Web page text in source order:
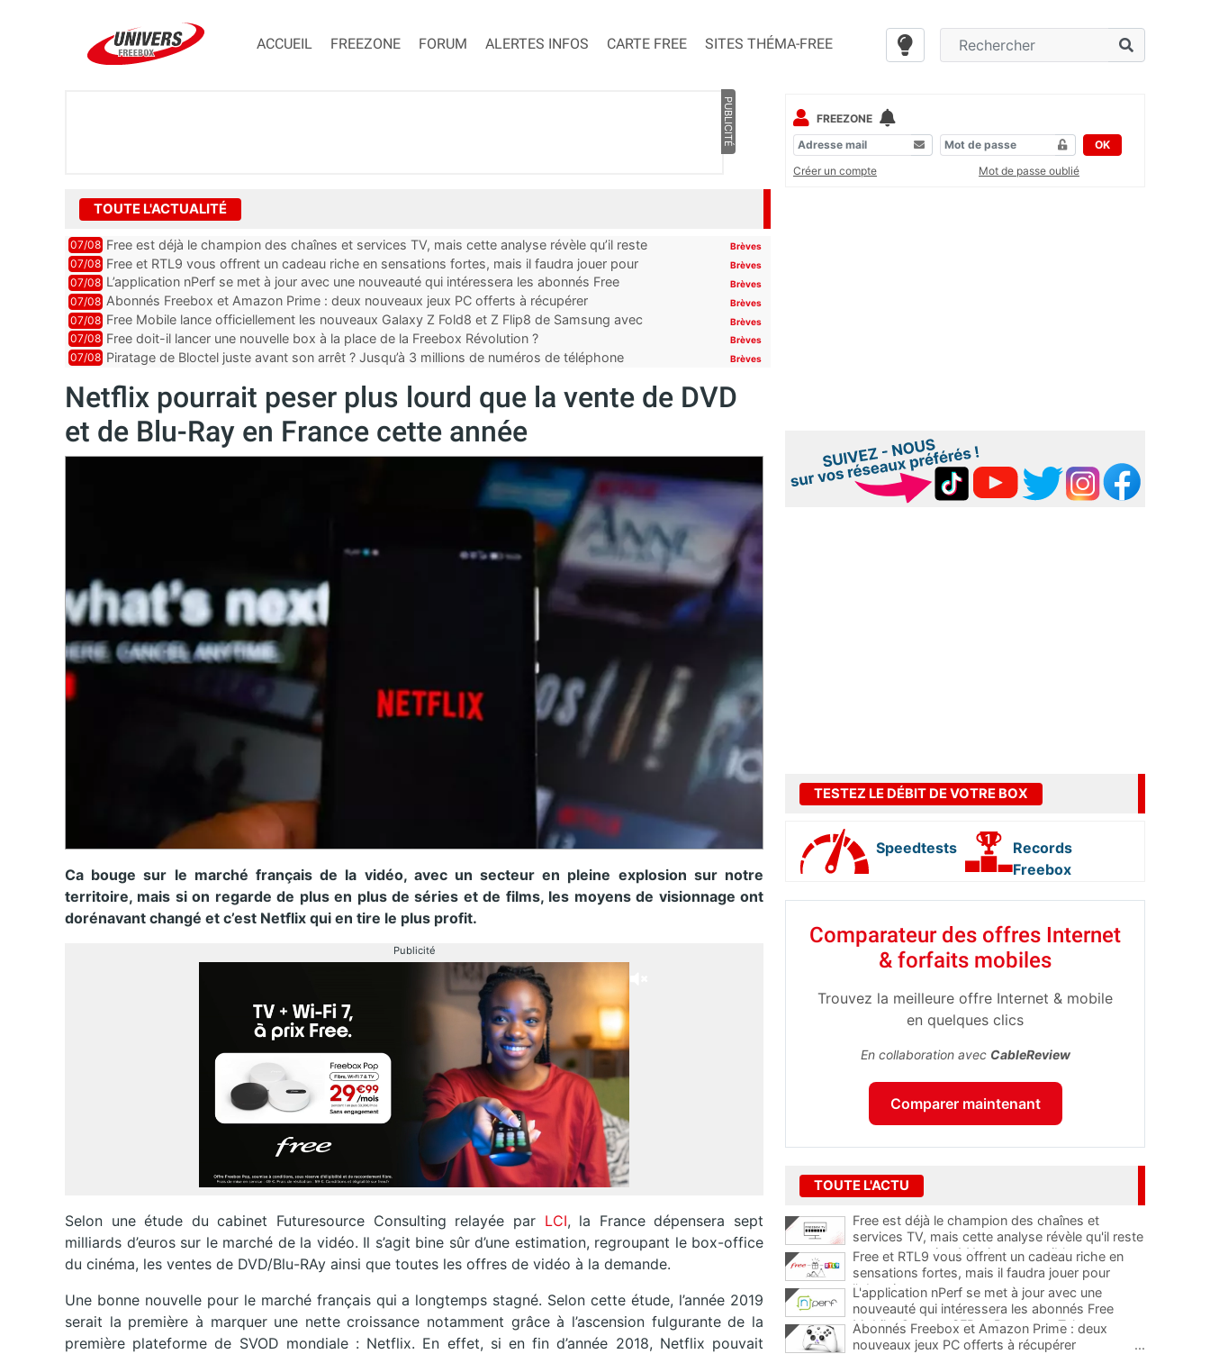
ACCUEIL FREEZONE FORUM ALERTES INFOS CARTE FREE SITES THÉMA-FREE
PUBLICITÉ
TOUTE L'ACTUALITÉ
07/08 Free est déjà le champion des chaînes et services TV, mais cette analyse révèle qu’il reste
encore au moin...
Brèves
07/08 Free et RTL9 vous offrent un cadeau riche en sensations fortes, mais il faudra jouer pour
l’obtenir
Brèves
07/08 L’application nPerf se met à jour avec une nouveauté qui intéressera les abonnés Free
Mobile, Orange, SFR ...
Brèves
07/08 Abonnés Freebox et Amazon Prime : deux nouveaux jeux PC offerts à récupérer Brèves
07/08 Free Mobile lance officiellement les nouveaux Galaxy Z Fold8 et Z Flip8 de Samsung avec
des promos et des cadeaux
Brèves
07/08 Free doit-il lancer une nouvelle box à la place de la Freebox Révolution ? Brèves
07/08 Piratage de Bloctel juste avant son arrêt ? Jusqu’à 3 millions de numéros de téléphone
Brèves
Netflix pourrait peser plus lourd que la vente de DVD
et de Blu-Ray en France cette année
Ca bouge sur le marché français de la vidéo, avec un secteur en pleine explosion sur notre
territoire, mais si on regarde de plus en plus de séries et de films, les moyens de visionnage ont
dorénavant changé et c’est Netflix qui en tire le plus profit.
Publicité
Selon une étude du cabinet Futuresource Consulting relayée parLCI, la France dépensera sept
milliards d’euros sur le marché de la vidéo. Il s’agit bine sûr d’une estimation, regroupant le box-office
du cinéma, les ventes de DVD/Blu-RAy ainsi que toutes les offres de vidéo à la demande.
Une bonne nouvelle pour le marché français qui a longtemps stagné. Selon cette étude, l’année 2019
serait la première à marquer une nette croissance notamment grâce à l’ascension fulgurante de la
première plateforme de SVOD mondiale : Netflix. En effet, si en fin d’année 2018, Netflix pouvait
FREEZONE
OK
Créer un compte
Mot de passe oublié
TESTEZ LE DÉBIT DE VOTRE BOX
Speedtests
Records
Freebox
Comparateur des offres Internet
& forfaits mobiles
Trouvez la meilleure offre Internet & mobile
en quelques clics
En collaboration avec CableReview
Comparer maintenant
TOUTE L'ACTU
Free est déjà le champion des chaînes et
services TV, mais cette analyse révèle qu'il reste
encore au moins 141 ajouts possibles
Free et RTL9 vous offrent un cadeau riche en
sensations fortes, mais il faudra jouer pour
l'obtenir
L'application nPerf se met à jour avec une
nouveauté qui intéressera les abonnés Free
Mobile, Orange, SFR et Bouygues Telecom
Abonnés Freebox et Amazon Prime : deux
nouveaux jeux PC offerts à récupérer
...